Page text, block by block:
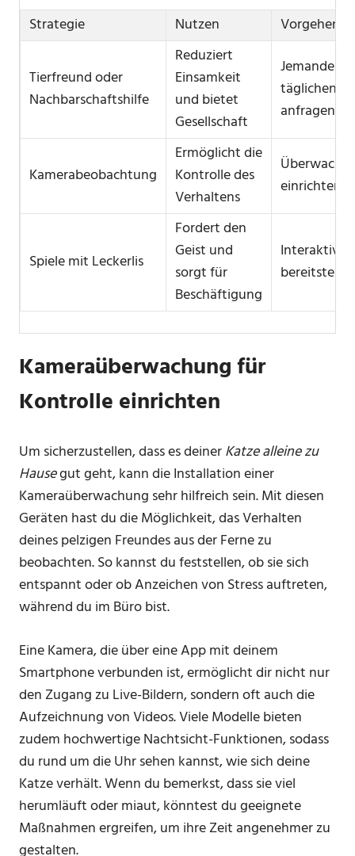
Strategie Nutzen
Tierfreund oder
Nachbarschaftshilfe
Reduziert
Einsamkeit
und bietet
Gesellschaft
Jemanden
täglichen
anfragen
Kamerabeobachtung
Ermöglicht die
Kontrolle des
Verhaltens
einrichten
Spiele mit Leckerlis
Fordert den
Geist und
sorgt für
Beschäftigung
Interaktive
bereitstellen
Kameraüberwachung für
Kontrolle einrichten
Um sicherzustellen, dass es deinerKatze alleine zu
Hausegut geht, kann die Installation einer
Kameraüberwachung sehr hilfreich sein. Mit diesen
Geräten hast du die Möglichkeit, das Verhalten
deines pelzigen Freundes aus der Ferne zu
beobachten. So kannst du feststellen, ob sie sich
entspannt oder ob Anzeichen von Stress auftreten,
während du im Büro bist.
Eine Kamera, die über eine App mit deinem
Smartphone verbunden ist, ermöglicht dir nicht nur
den Zugang zu Live-Bildern, sondern oft auch die
Aufzeichnung von Videos. Viele Modelle bieten
zudem hochwertige Nachtsicht-Funktionen, sodass
du rund um die Uhr sehen kannst, wie sich deine
Katze verhält. Wenn du bemerkst, dass sie viel
herumläuft oder miaut, könntest du geeignete
Maßnahmen ergreifen, um ihre Zeit angenehmer zu
gestalten.